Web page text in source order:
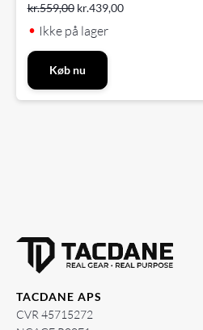
kr.559,00 kr.439,00
• Ikke på lager
Køb nu
TACDANE APS
CVR 45715272